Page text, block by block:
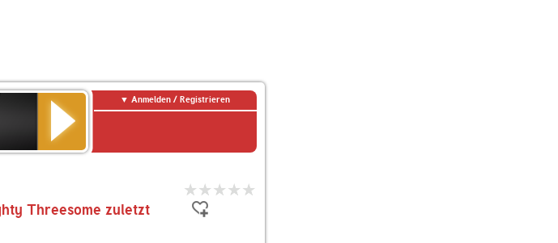
Anmelden / Registrieren
Threesome zuletzt